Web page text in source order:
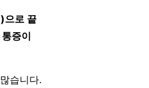
으로 끝
증이
습니다.